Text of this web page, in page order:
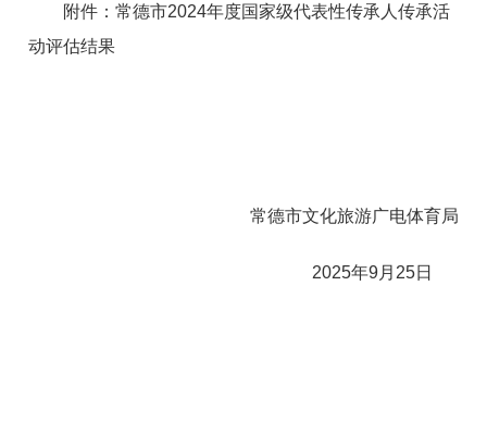
附件：常德市2024年度国家级代表性传承人传承活
动评估结果
常德市文化旅游广电体育局
2025年9月25日